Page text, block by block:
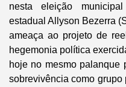
nesta eleição
estadual Allyson Bezerra
ameaça ao projeto de
hegemonia política
hoje no mesmo palanque
sobrevivência como grupo